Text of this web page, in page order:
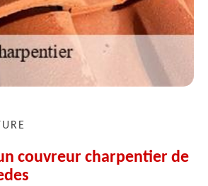
couvreur charpentier de